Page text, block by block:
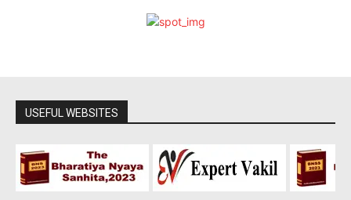
USEFUL WEBSITES